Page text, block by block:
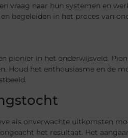
vraag naar hun systemen en
begeleiden in het proces van
pionier in het onderwijsveld.
Houd het enthousiasme en de
als onverwachte uitkomsten
het resultaat. Het